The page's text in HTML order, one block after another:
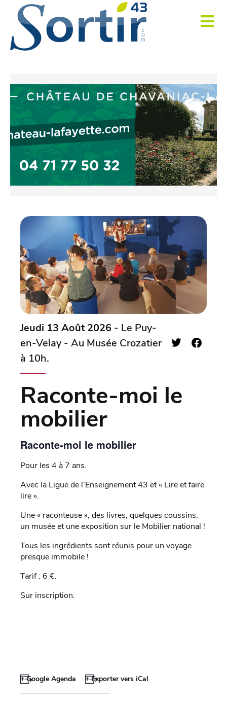
Jeudi 13 Août 2026 - Le Puy-
en-Velay - Au Musée Crozatier
à 10h.
Raconte-moi le
mobilier
Raconte-moi le mobilier
Pour les 4 à 7 ans.
Avec la Ligue de l’Enseignement 43 et « Lire et faire
lire ».
Une « raconteuse », des livres, quelques coussins,
un musée et une exposition sur le Mobilier national !
Tous les ingrédients sont réunis pour un voyage
presque immobile !
Tarif : 6 €.
Sur inscription.
+ Google Agenda + Exporter vers iCal